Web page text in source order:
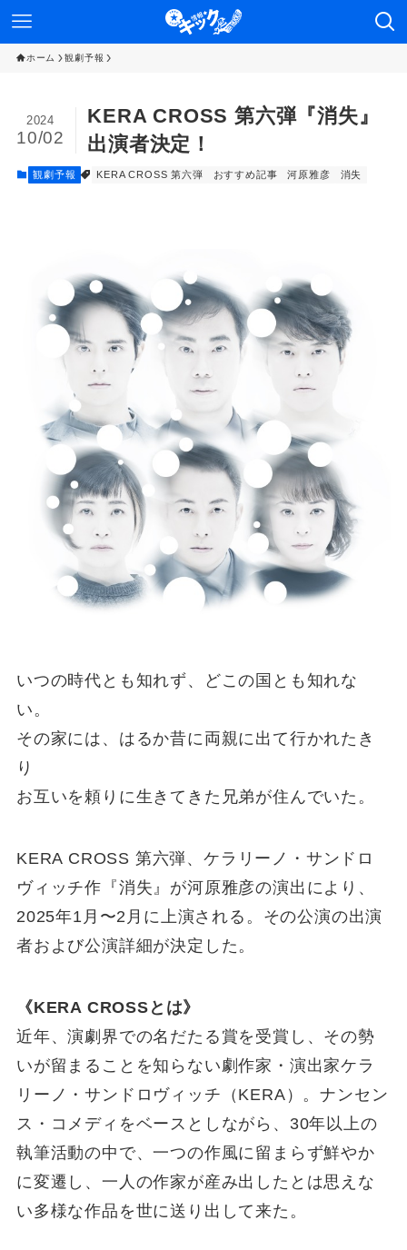
ホーム 観劇予報
KERA CROSS 第六弾『消失』
出演者決定！
2024
10/02
観劇予報 KERA CROSS 第六弾 おすすめ記事 河原雅彦 消失
いつの時代とも知れず、どこの国とも知れな
い。
その家には、はるか昔に両親に出て行かれたき
り
お互いを頼りに生きてきた兄弟が住んでいた。
KERA CROSS 第六弾、ケラリーノ・サンドロ
ヴィッチ作『消失』が河原雅彦の演出により、
2025年1月〜2月に上演される。その公演の出演
者および公演詳細が決定した。
《KERA CROSSとは》
近年、演劇界での名だたる賞を受賞し、その勢
いが留まることを知らない劇作家・演出家ケラ
リーノ・サンドロヴィッチ（KERA）。ナンセン
ス・コメディをベースとしながら、30年以上の
執筆活動の中で、一つの作風に留まらず鮮やか
に変遷し、一人の作家が産み出したとは思えな
い多様な作品を世に送り出して来た。